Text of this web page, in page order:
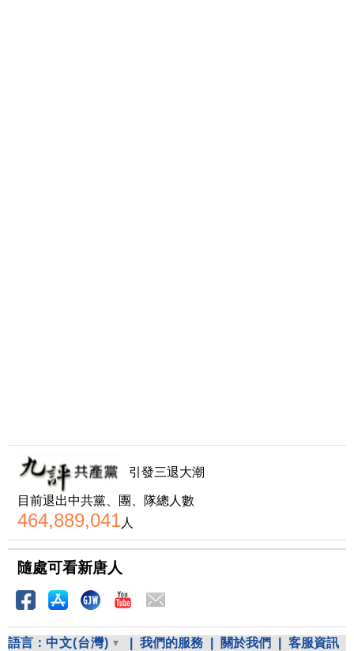
引發三退大潮
目前退出中共黨、團、隊總人數
464,889,041人
隨處可看新唐人
語言： 中文(台灣) 我們的服務 關於我們 客服資訊